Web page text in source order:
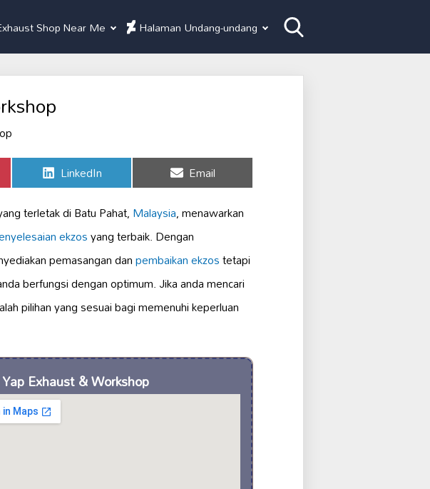
Shop Near Me Halaman Undang-undang
Share
on
LinkedIn Share
on
Email
terletak di Batu Pahat,Malaysia, menawarkan
ekzosyang terbaik. Dengan
pemasangan danpembaikan ekzostetapi
berfungsi dengan optimum. Jika anda mencari
pilihan yang sesuai bagi memenuhi keperluan
Exhaust & Workshop